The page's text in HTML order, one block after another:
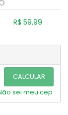
R$ 59,99
....
CALCULAR
sei meu cep